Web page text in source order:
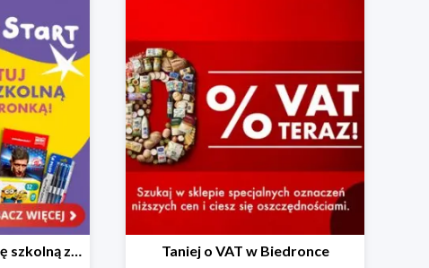
Skompletuj wyprawkę szkolną z Biedronką od 4,99 zł Taniej o VAT w Biedronce